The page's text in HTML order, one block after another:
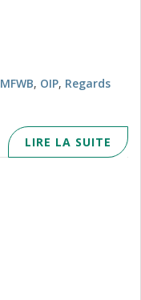
MFWB, OIP, Regards
LIRE LA SUITE